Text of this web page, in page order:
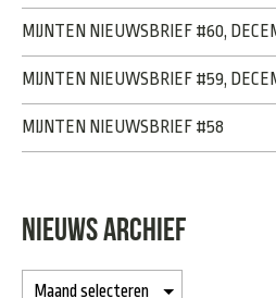
MIJNTEN NIEUWSBRIEF #60,
MIJNTEN NIEUWSBRIEF #59,
MIJNTEN NIEUWSBRIEF #58
NIEUWS ARCHIEF